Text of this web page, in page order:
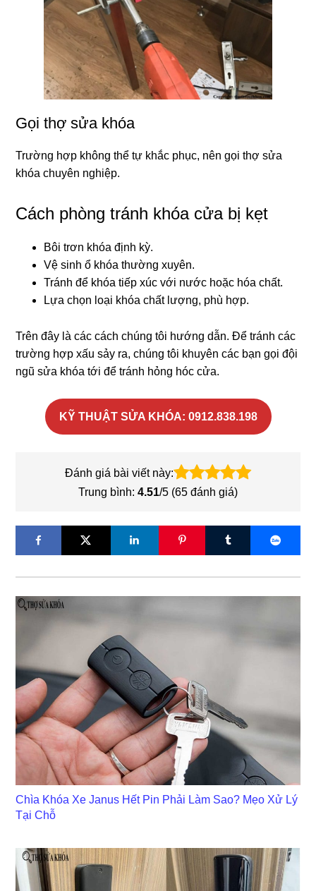
Gọi thợ sửa khóa
Trường hợp không thể tự khắc phục, nên gọi thợ sửa
khóa chuyên nghiệp.
Cách phòng tránh khóa cửa bị kẹt
Bôi trơn khóa định kỳ.
Vệ sinh ổ khóa thường xuyên.
Tránh để khóa tiếp xúc với nước hoặc hóa chất.
Lựa chọn loại khóa chất lượng, phù hợp.
Trên đây là các cách chúng tôi hướng dẫn. Để tránh các
trường hợp xấu sảy ra, chúng tôi khuyên các bạn gọi đội
ngũ sửa khóa tới để tránh hỏng hóc cửa.
KỸ THUẬT SỬA KHÓA: 0912.838.198
Đánh giá bài viết này:
Trung bình: 4.51/5 (65 đánh giá)
Chìa Khóa Xe Janus Hết Pin Phải Làm Sao? Mẹo Xử Lý
Tại Chỗ